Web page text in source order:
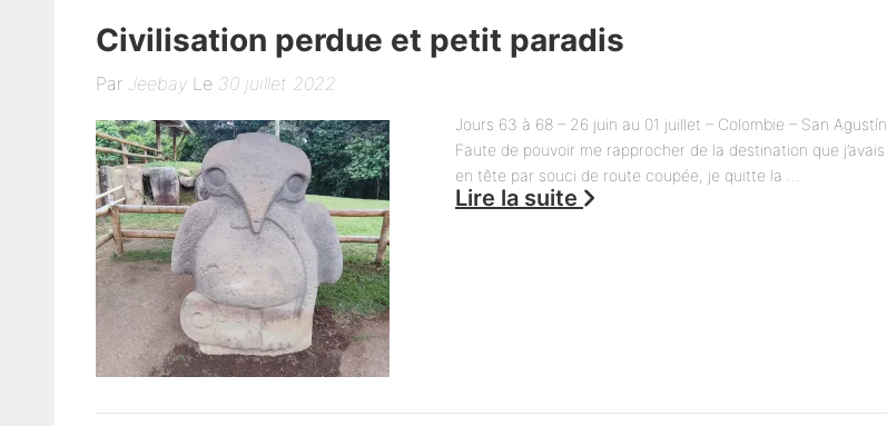
Civilisation perdue et petit paradis
Par JeebayLe 30 juillet 2022
Jours 63 à 68 – 26 juin au 01 juillet – Colombie – San Agustín
Faute de pouvoir me rapprocher de la destination que j’avais
en tête par souci de route coupée, je quitte la …
Lire la suite